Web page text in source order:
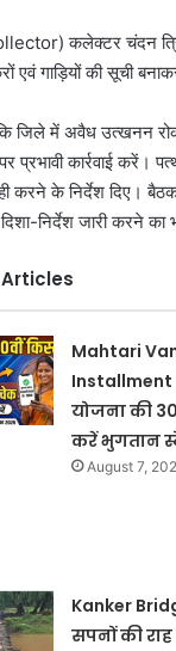
कलेक्टर चंदन
एवं गाड़ियों की सूची
जिले में अवैध उत्खनन
कार्रवाई करें।
करने के निर्देश दिए।
निर्देश जारी करने का
Mahtari
Installment
योजना की
करें भुगतान
August 7,
Kanker
सपनों की